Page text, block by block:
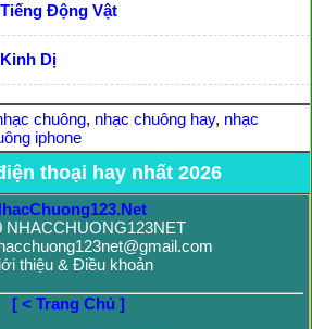
Động Vật
Dị
chuông, nhạc chuông hay, nhạc
iphone
thoại hay nhất 2026
NHACCHUONG123NET
thiệu & Điều khoản
[ < Trang Chủ ]